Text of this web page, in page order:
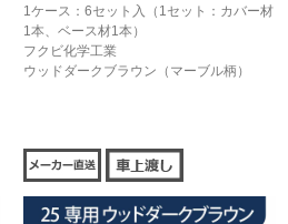
1ケース：6セット入（1セット：カバー材
1本、ベース材1本）
フクビ化学工業
ウッドダークブラウン（マーブル柄）